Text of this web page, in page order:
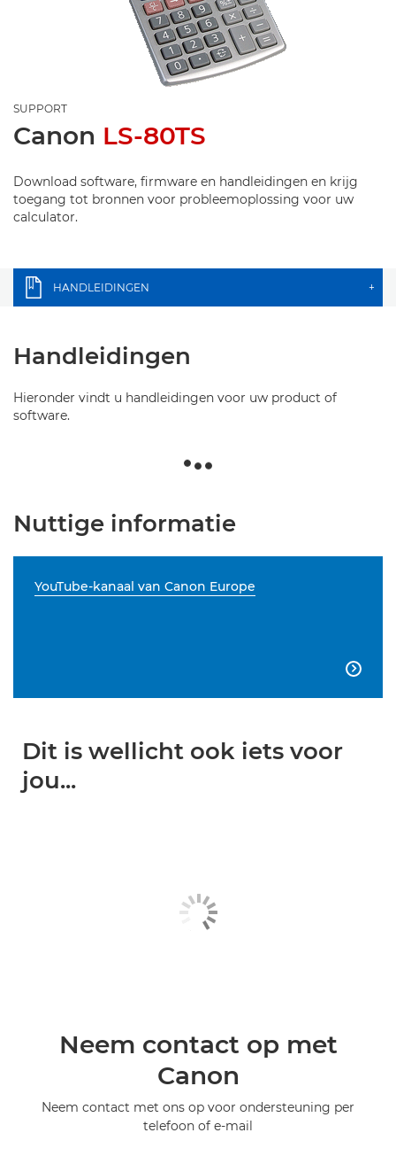
SUPPORT
Canon LS-80TS
Download software, firmware en handleidingen en krijg
toegang tot bronnen voor probleemoplossing voor uw
calculator.
HANDLEIDINGEN +
Handleidingen
Hieronder vindt u handleidingen voor uw product of
software.
Nuttige informatie
YouTube-kanaal van Canon Europe

Dit is wellicht ook iets voor
jou...
Neem contact op met
Canon
Neem contact met ons op voor ondersteuning per
telefoon of e-mail